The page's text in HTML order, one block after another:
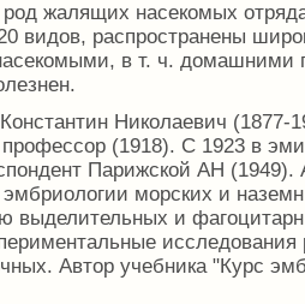
жалящих насекомых
видов, распространены
в т. ч.
Николаевич (1877-
(1918). С 1923 в
Парижской АН
морских и
выделительных и
исследования
Автор учебника "Курс